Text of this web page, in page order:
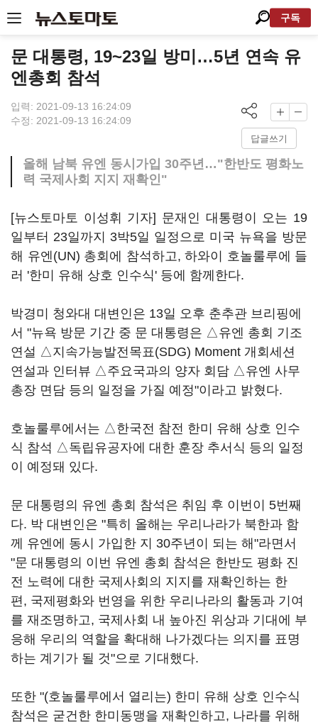
구독
문 대통령, 19~23일 방미…5년 연속 유
엔총회 참석
입력: 2021-09-13 16:24:09
수정: 2021-09-13 16:24:09
답글쓰기
올해 남북 유엔 동시가입 30주년…"한반도 평화노
력 국제사회 지지 재확인"
[뉴스토마토 이성휘 기자] 문재인 대통령이 오는 19
일부터 23일까지 3박5일 일정으로 미국 뉴욕을 방문
해 유엔(UN) 총회에 참석하고, 하와이 호놀룰루에 들
러 '한미 유해 상호 인수식' 등에 함께한다.
박경미 청와대 대변인은 13일 오후 춘추관 브리핑에
서 "뉴욕 방문 기간 중 문 대통령은 △유엔 총회 기조
연설 △지속가능발전목표(SDG) Moment 개회세션
연설과 인터뷰 △주요국과의 양자 회담 △유엔 사무
총장 면담 등의 일정을 가질 예정"이라고 밝혔다.
호놀룰루에서는 △한국전 참전 한미 유해 상호 인수
식 참석 △독립유공자에 대한 훈장 추서식 등의 일정
이 예정돼 있다.
문 대통령의 유엔 총회 참석은 취임 후 이번이 5번째
다. 박 대변인은 "특히 올해는 우리나라가 북한과 함
께 유엔에 동시 가입한 지 30주년이 되는 해"라면서
"문 대통령의 이번 유엔 총회 참석은 한반도 평화 진
전 노력에 대한 국제사회의 지지를 재확인하는 한
편, 국제평화와 번영을 위한 우리나라의 활동과 기여
를 재조명하고, 국제사회 내 높아진 위상과 기대에 부
응해 우리의 역할을 확대해 나가겠다는 의지를 표명
하는 계기가 될 것"으로 기대했다.
또한 "(호놀룰루에서 열리는) 한미 유해 상호 인수식
참석은 굳건한 한미동맹을 재확인하고, 나라를 위해